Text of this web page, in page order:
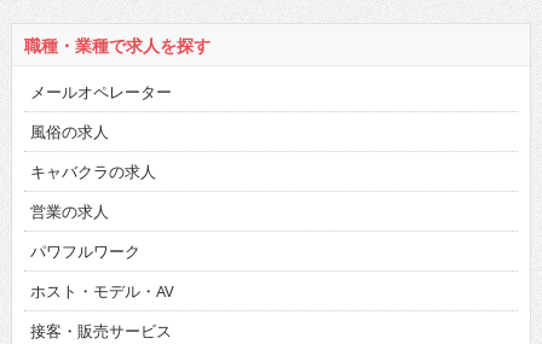
職種・業種で求人を探す
メールオペレーター
風俗の求人
キャバクラの求人
営業の求人
パワフルワーク
ホスト・モデル・AV
接客・販売サービス